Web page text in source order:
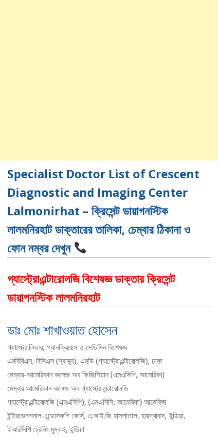
Specialist Doctor List of Crescent
Diagnostic and Imaging Center
Lalmonirhat – ক্রিসেন্ট ডায়াগনস্টিক
লালমনিরহাট ডাক্তারের তালিকা, চেম্বার ঠিকানা ও
ফোন নম্বর দেখুন
গ্যাস্ট্রোএন্টারোলজি বিশেষজ্ঞ ডাক্তার ক্রিসেন্ট
ডায়াগনস্টিক লালমনিরহাট
ডাঃ মোঃ শাখাওয়াত হোসেন
গ্যাস্ট্রোলিভার, প্যানক্রিয়েস ও মেডিসিন বিশেষজ্ঞ
এমবিবিএস, বিসিএস (স্বাস্থ্য), এমডি (গ্যাস্ট্রোএন্টারোলজি), ঢাকা
মেম্বার-আমেরিকান কলেজ অব ফিজিশিয়ান (এমএসিপি, আমেরিকা)
মেম্বার আমেরিকান কলেজ অব গ্যাস্ট্রোএন্টারোলজি
গ্যাস্ট্রোএন্টারোলজি (এমএসিপি), (এমএসিসি, আমেরিকা) আমেরিকা
ইন্টারভেনশনাল এন্ডোসকপি কোর্স, এ.আই.জি হাসপাতাল, হায়দ্রাবাদ, ইন্ডিয়া,
ইআরসিপি ট্রেনিং মুম্বাই, ইন্ডিয়া